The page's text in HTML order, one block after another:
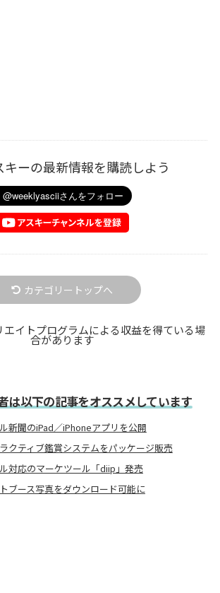
キーの最新情報を購読しよう
カテゴリートップへ
イトプログラムによる収益を得ている場
合があります
は以下の記事をオススメしています
新聞のiPad／iPhoneアプリを公開
クティブ鑑賞システムをパッケージ販売
対応のマーケツール「diip」発売
ブース写真をダウンロード可能に